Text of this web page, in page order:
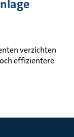
verzichten
effizientere